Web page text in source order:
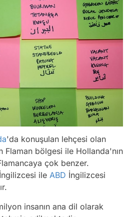
'da konuşulan lehçesi olan
Flaman bölgesi ile Hollanda'nın
çok benzer.
ile ABD İngilizcesi
insanın ana dil olarak